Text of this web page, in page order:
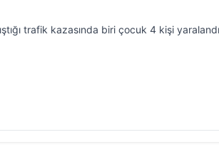
trafik kazasında biri çocuk 4 kişi